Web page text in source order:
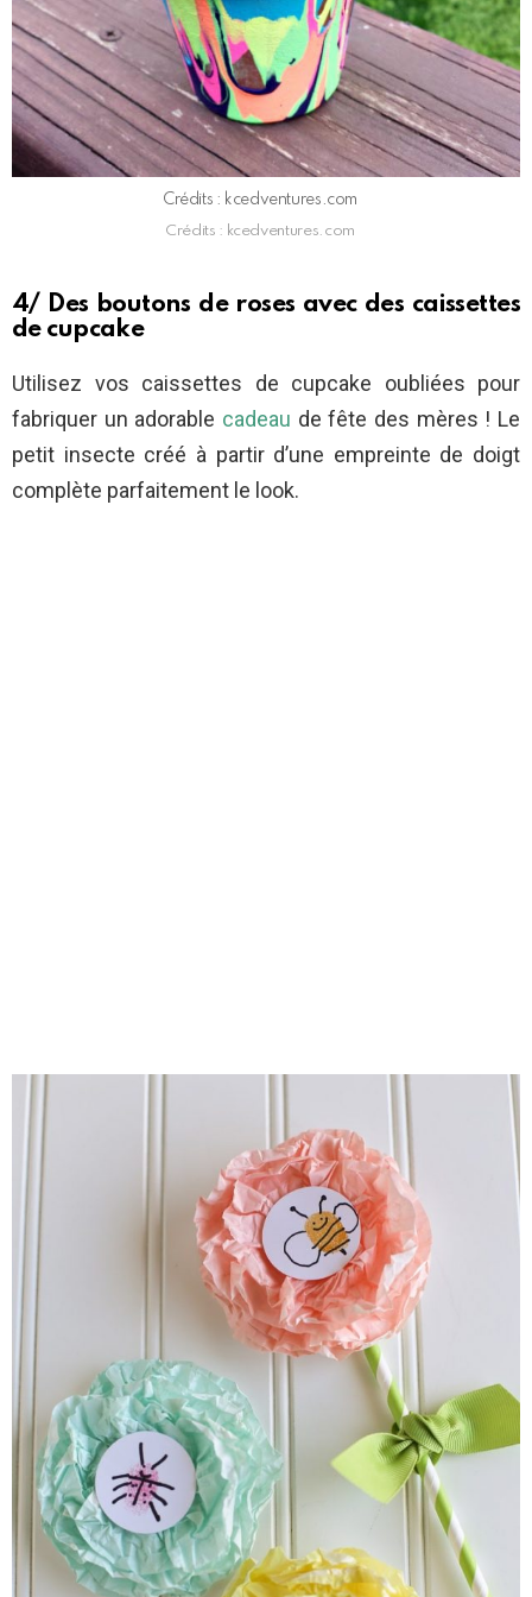
Crédits : kcedventures.com
Crédits : kcedventures.com
4/ Des boutons de roses avec des caissettes
de cupcake
Utilisez vos caissettes de cupcake oubliées pour
fabriquer un adorable cadeau de fête des mères ! Le
petit insecte créé à partir d’une empreinte de doigt
complète parfaitement le look.